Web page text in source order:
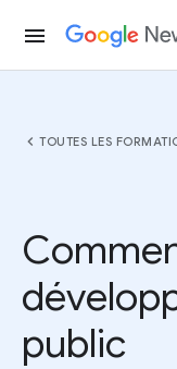
menu
chevron_left TOUTES LES
public